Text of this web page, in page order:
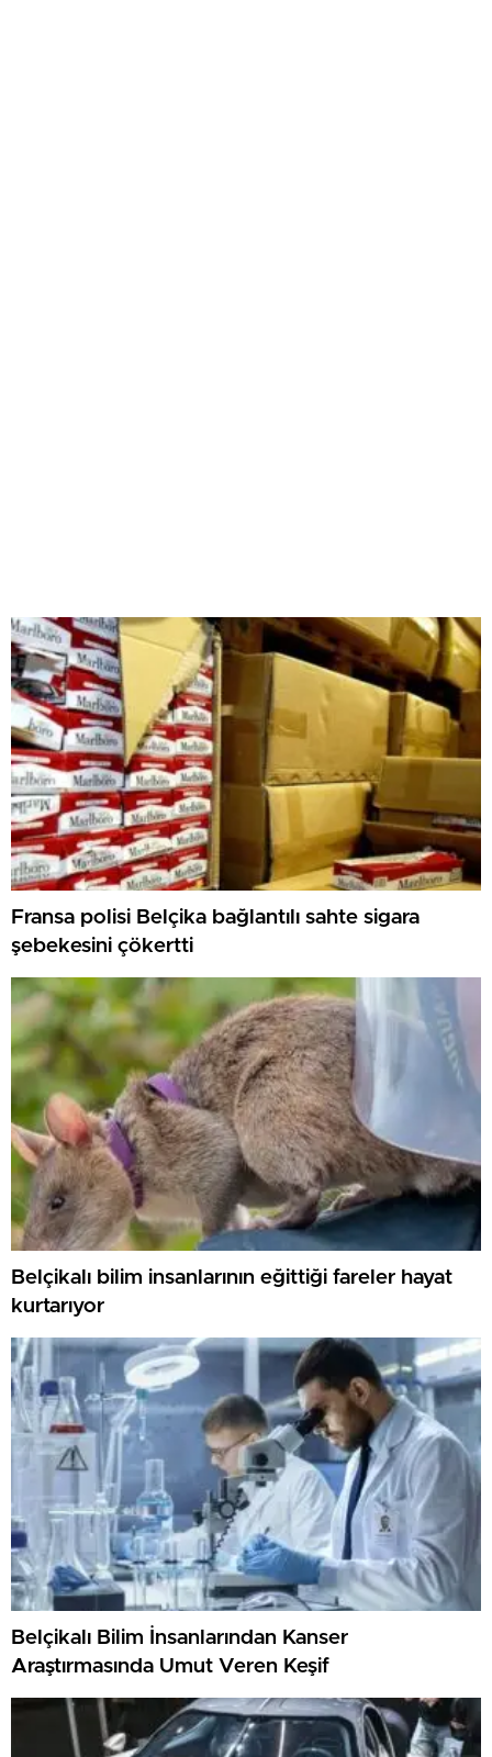
Fransa polisi Belçika bağlantılı sahte sigara
şebekesini çökertti
Belçikalı bilim insanlarının eğittiği fareler hayat
kurtarıyor
Belçikalı Bilim İnsanlarından Kanser
Araştırmasında Umut Veren Keşif